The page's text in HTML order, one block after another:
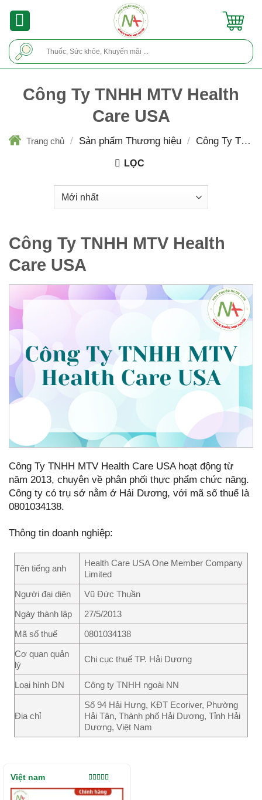
Công Ty TNHH MTV Health
Care USA
Trang chủ / Sản phẩm Thương hiệu / Công Ty TNHH
LỌC
Công Ty TNHH MTV Health
Care USA
Công Ty TNHH MTV Health Care USA hoạt động từ
năm 2013, chuyên về phân phối thực phẩm chức năng.
Công ty có trụ sở nằm ở Hải Dương, với mã số thuế là
0801034138.
Thông tin doanh nghiệp:
Tên tiếng anh
Health Care USA One Member Company
Limited
Người đại diện
Vũ Đức Thuần
Ngày thành lập
27/5/2013
Mã số thuế
0801034138
Cơ quan quản
lý
Chi cục thuế TP. Hải Dương
Loại hình DN Công ty TNHH ngoài NN
Địa chỉ
Số 94 Hải Hưng, KĐT Ecoriver, Phường
Hải Tân, Thành phố Hải Dương, Tỉnh Hải
Dương, Việt Nam
Được xếp
hạng5.00
Việt nam